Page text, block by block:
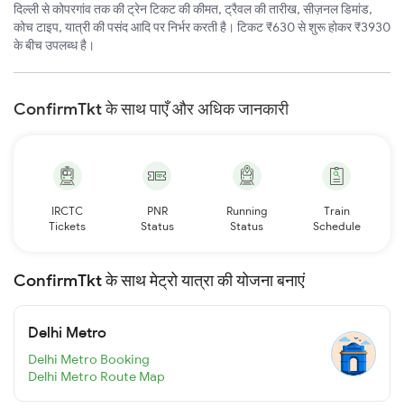
दिल्ली से कोपरगांव तक की ट्रेन टिकट की कीमत, ट्रैवल की तारीख, सीज़नल डिमांड,
कोच टाइप, यात्री की पसंद आदि पर निर्भर करती है। टिकट ₹630 से शुरू होकर ₹3930
के बीच उपलब्ध है।
ConfirmTkt के साथ पाएँ और अधिक जानकारी
IRCTC
Tickets
PNR
Status
Running
Status
Train
Schedule
ConfirmTkt के साथ मेट्रो यात्रा की योजना बनाएं
Delhi Metro
Delhi Metro Booking
Delhi Metro Route Map